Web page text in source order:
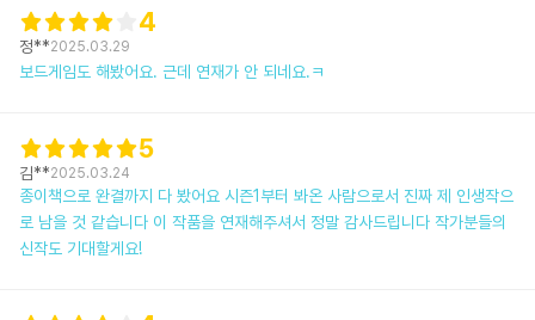
4
정**2025.03.29
보드게임도 해봤어요. 근데 연재가 안 되네요.ㅋ
5
김**2025.03.24
종이책으로 완결까지 다 봤어요 시즌1부터 봐온 사람으로서 진짜 제 인생작으
로 남을 것 같습니다 이 작품을 연재해주셔서 정말 감사드립니다 작가분들의
신작도 기대할게요!